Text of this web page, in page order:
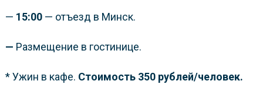
— 15:00— отъезд в Минск.
— Размещение в гостинице.
* Ужин в кафе. Стоимость 350 рублей/человек.